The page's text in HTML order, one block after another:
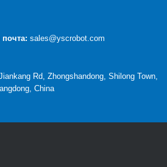
sales@yscrobot.com
Rd, Zhongshandong, Shilong Town,
China